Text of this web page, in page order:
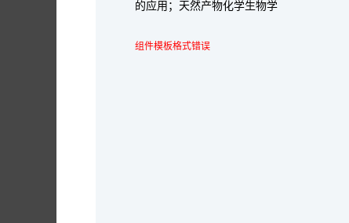
的应用；天然产物化学生物学
组件模板格式错误